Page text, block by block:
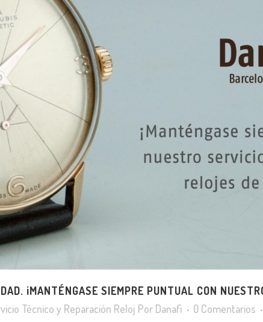
¡MANTÉNGASE SIEMPRE PUNTUAL CON
Técnico y Reparación Reloj Por Danafi 0 Comentarios